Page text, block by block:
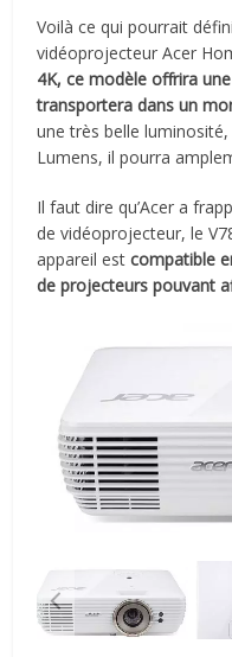
Voilà ce qui pourrait
vidéoprojecteur Acer
4K, ce modèle offrira
transportera dans un
une très belle luminosité,
Lumens, il pourra
Il faut dire qu’Acer a
de vidéoprojecteur, le
appareil estcompatible
de projecteurs pouvant